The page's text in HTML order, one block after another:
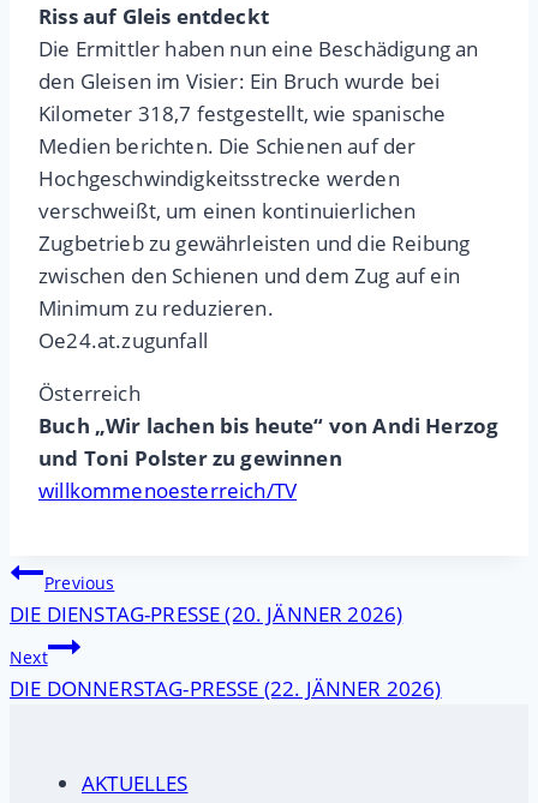
Riss auf Gleis entdeckt
Die Ermittler haben nun eine Beschädigung an
den Gleisen im Visier: Ein Bruch wurde bei
Kilometer 318,7 festgestellt, wie spanische
Medien berichten. Die Schienen auf der
Hochgeschwindigkeitsstrecke werden
verschweißt, um einen kontinuierlichen
Zugbetrieb zu gewährleisten und die Reibung
zwischen den Schienen und dem Zug auf ein
Minimum zu reduzieren.
Oe24.at.zugunfall
Österreich
Buch „Wir lachen bis heute“ von Andi Herzog
und Toni Polster zu gewinnen
willkommenoesterreich/TV
Beitragsnavigation
Previous
DIE DIENSTAG-PRESSE (20. JÄNNER 2026)
Next
DIE DONNERSTAG-PRESSE (22. JÄNNER 2026)
AKTUELLES